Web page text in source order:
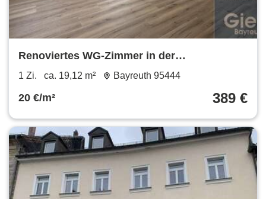
Renoviertes WG-Zimmer in der
Fußgängerzone
1 Zi. ca. 19,12 m² Bayreuth 95444
20 €/m² 389 €